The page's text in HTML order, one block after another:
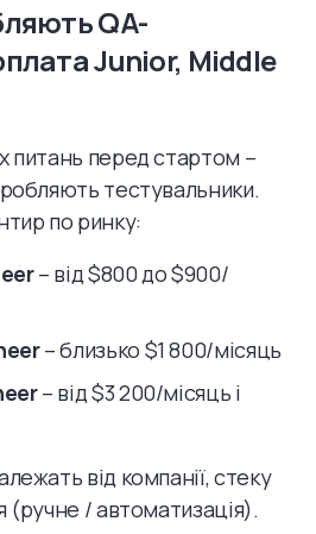
QA-
Junior, Middle
питань перед стартом –
тестувальники.
по ринку:
– від $800 до $900/
– близько $1 800/місяць
– від $3 200/місяць і
від компанії, стеку
(ручне / автоматизація).